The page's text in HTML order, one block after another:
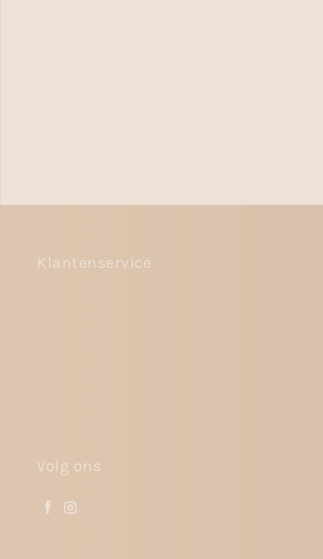
Klantenservice
Volg ons
Facebook
Instagram